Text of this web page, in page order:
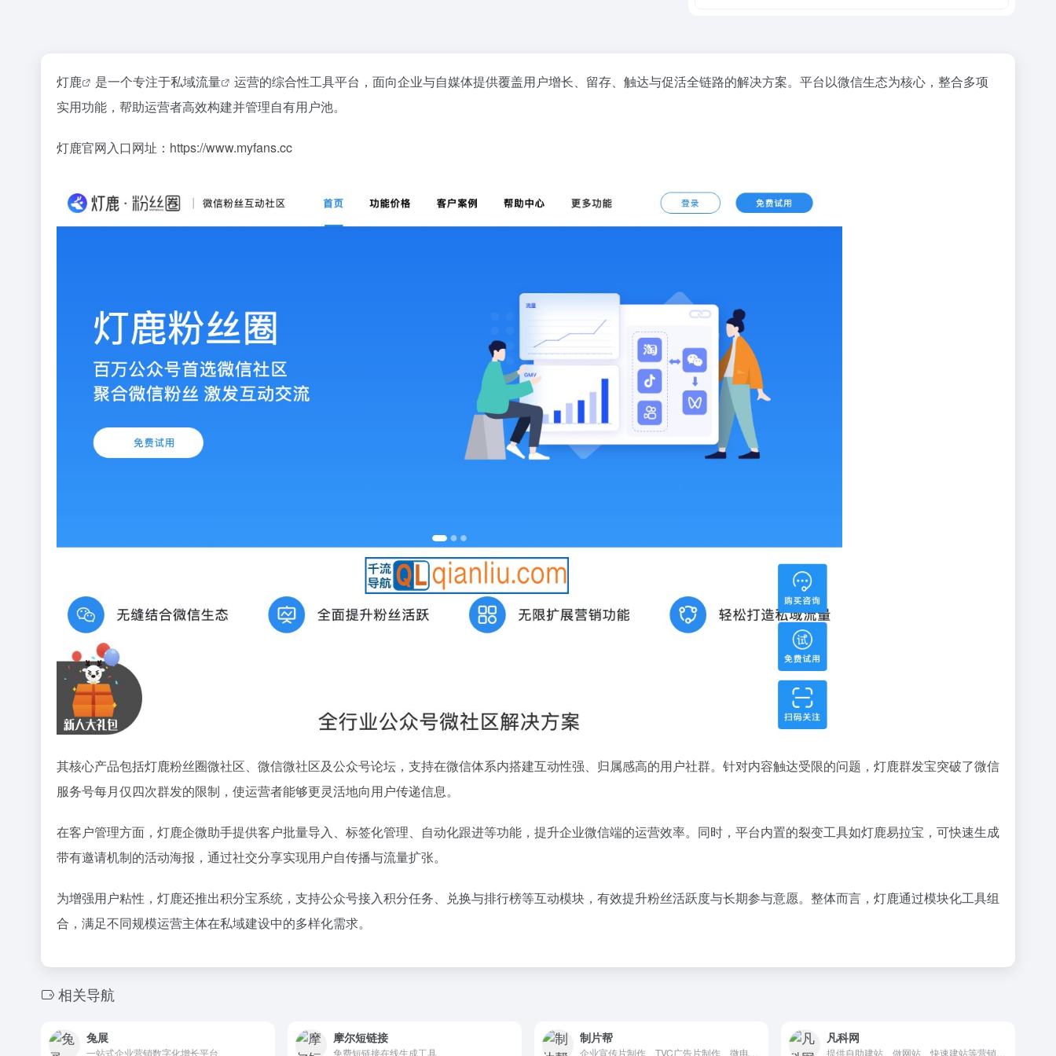
灯鹿 是一个专注于私域流量
运营的综合性工具平台，面向企业与自媒体提供覆盖用户增长、留存、触达与促活全链路的解决方案。平台以微信生态为核心，整合多项
实用功能，帮助运营者高效构建并管理自有用户池。
灯鹿官网入口网址：https://www.myfans.cc
其核心产品包括灯鹿粉丝圈微社区、微信微社区及公众号论坛，支持在微信体系内搭建互动性强、归属感高的用户社群。针对内容触达受限的问题，灯鹿群发宝突破了微信
服务号每月仅四次群发的限制，使运营者能够更灵活地向用户传递信息。
在客户管理方面，灯鹿企微助手提供客户批量导入、标签化管理、自动化跟进等功能，提升企业微信端的运营效率。同时，平台内置的裂变工具如灯鹿易拉宝，可快速生成
带有邀请机制的活动海报，通过社交分享实现用户自传播与流量扩张。
为增强用户粘性，灯鹿还推出积分宝系统，支持公众号接入积分任务、兑换与排行榜等互动模块，有效提升粉丝活跃度与长期参与意愿。整体而言，灯鹿通过模块化工具组
合，满足不同规模运营主体在私域建设中的多样化需求。
相关导航
兔展
一站式企业营销数字化增长平台
摩尔短链接
免费短链接在线生成工具
制片帮 凡科网